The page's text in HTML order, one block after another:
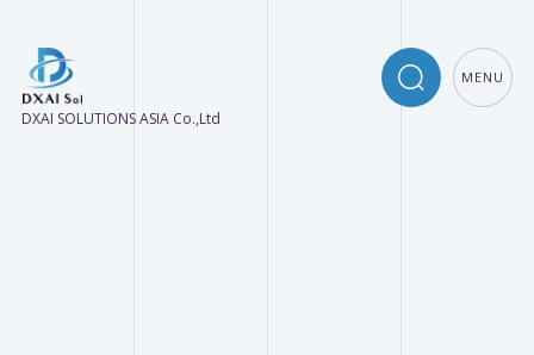
DXAI SOLUTIONS ASIA Co.,Ltd
MENU